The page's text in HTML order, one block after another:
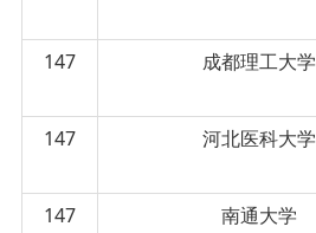
147
成都理工大学
147
河北医科大学
147
南通大学